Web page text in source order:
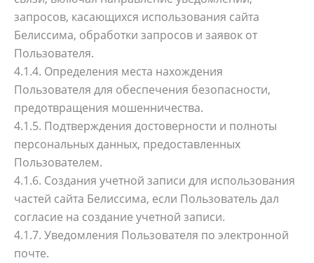
запросов, касающихся использования сайта
Белиссима, обработки запросов и заявок от
Пользователя.
4.1.4. Определения места нахождения
Пользователя для обеспечения безопасности,
предотвращения мошенничества.
4.1.5. Подтверждения достоверности и полноты
персональных данных, предоставленных
Пользователем.
4.1.6. Создания учетной записи для использования
частей сайта Белиссима, если Пользователь дал
согласие на создание учетной записи.
4.1.7. Уведомления Пользователя по электронной
почте.